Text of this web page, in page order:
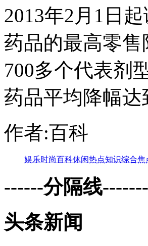
2013年2月1日
药品的最高零售
700多个代表剂
药品平均降幅达
作者:百科
娱乐时尚百科休闲热点知识综合焦
------分隔线
头条新闻